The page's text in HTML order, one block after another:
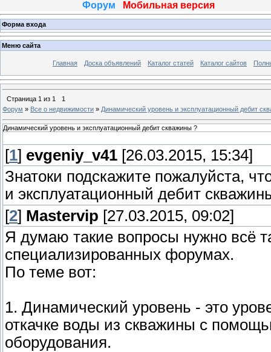
Форум Мобильная версия
Форма входа
Меню сайта
Главная Доска объявлений Каталог статей Каталог сайтов
Страница 1 из 1
1
Форум » Все о недвижимости » Динамический уровень и эксплуатационный дебит
Динамический уровень и эксплуатационный дебит скважины ?
[1] evgeniy_v41 [26.03.2015, 15:34]
Знатоки подскажите пожалуйста,
и эксплуатационный дебит
[2] Mastervip [27.03.2015, 09:02]
Я думаю такие вопросы нужно всё
специализированных форумах.
По теме вот:
1. Динамический уровень - это
откачке воды из скважины с
оборудования.